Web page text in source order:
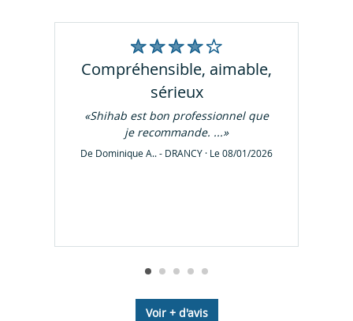
compréhensible, aimable,
sérieux
«Shihab est bon professionnel que
je recommande. ...»
De Dominique A.. - DRANCY · Le 08/01/2026
Voir + d'avis